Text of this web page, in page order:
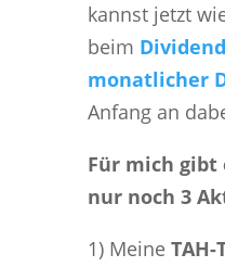
kannst jetzt
beim
monatlicher
Anfang an
Für mich gibt
nur noch 3
1) Meine